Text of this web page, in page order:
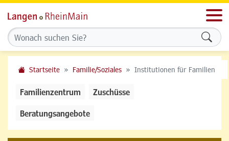
Startseite Familie/Soziales Institutionen für Familien
Familienzentrum Zuschüsse
Beratungsangebote